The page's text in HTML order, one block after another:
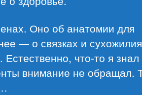
Оно об анатомии для
— о связках и
что-то я
внимание не обращал.